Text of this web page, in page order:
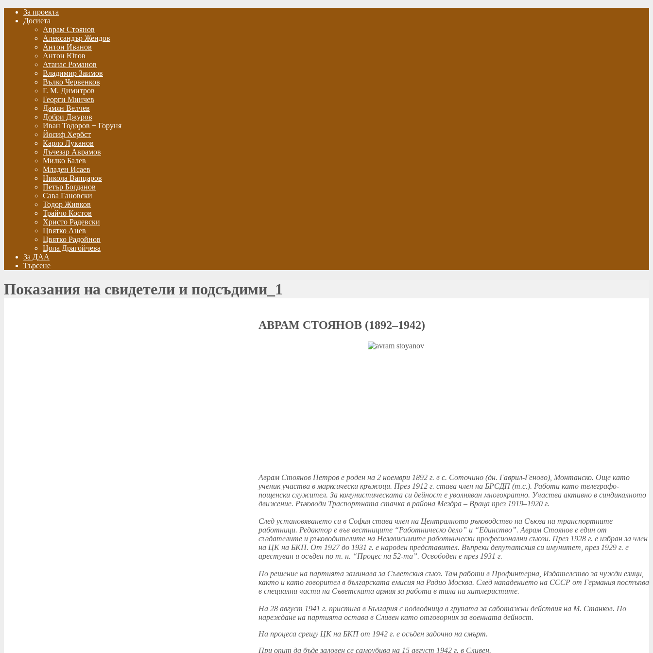
За проекта
Досиета
Аврам Стоянов
Александър Жендов
Антон Иванов
Антон Югов
Атанас Романов
Владимир Заимов
Вълко Червенков
Г. М. Димитров
Георги Минчев
Дамян Велчев
Добри Джуров
Иван Тодоров − Горуня
Йосиф Хербст
Карло Луканов
Лъчезар Аврамов
Милко Балев
Младен Исаев
Никола Вапцаров
Петър Богданов
Сава Гановски
Тодор Живков
Трайчо Костов
Христо Радевски
Цвятко Анев
Цвятко Радойнов
Цола Драгойчева
За ДАА
Търсене
Показания на свидетели и подсъдими_1
АВРАМ СТОЯНОВ (1892–1942)
Аврам Стоянов Петров е роден на 2 ноември 1892 г. в с. Соточино (дн. Гаврил-Геново), Монтанско. Още като
ученик участва в марксически кръжоци. През 1912 г. става член на БРСДП (т.с.). Работи като телеграфо-
пощенски служител. За комунистическата си дейност е уволняван многократно. Участва активно в синдикалното
движение. Ръководи Траспортната стачка в района Мездра – Враца през 1919–1920 г.
След установяването си в София става член на Централното ръководство на Съюза на транспортните
работници. Редактор е във вестниците “Работническо дело” и “Единство”. Аврам Стоянов е един от
създателите и ръководителите на Независимите работнически професионални съюзи. През 1928 г. е избран за член
на ЦК на БКП. От 1927 до 1931 г. е народен представител. Въпреки депутатския си имунитет, през 1929 г. е
арестуван и осъден по т. н. “Процес на 52-та”. Освободен е през 1931 г.
По решение на партията заминава за Съветския съюз. Там работи в Профинтерна, Издателство за чужди езици,
както и като говорител в българската емисия на Радио Москва. След нападението на СССР от Германия постъпва
в специални части на Съветската армия за работа в тила на хитлеристите.
На 28 август 1941 г. пристига в България с подводница в групата за саботажни действия на М. Станков. По
нареждане на партията остава в Сливен като отговорник за военната дейност.
На процеса срещу ЦК на БКП от 1942 г. е осъден задочно на смърт.
При опит да бъде заловен се самоубива на 15 август 1942 г. в Сливен.